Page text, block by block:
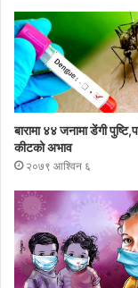
बारामा ४४ जनामा डेंगी
कीटको अभाव
२०७९ आश्विन ६